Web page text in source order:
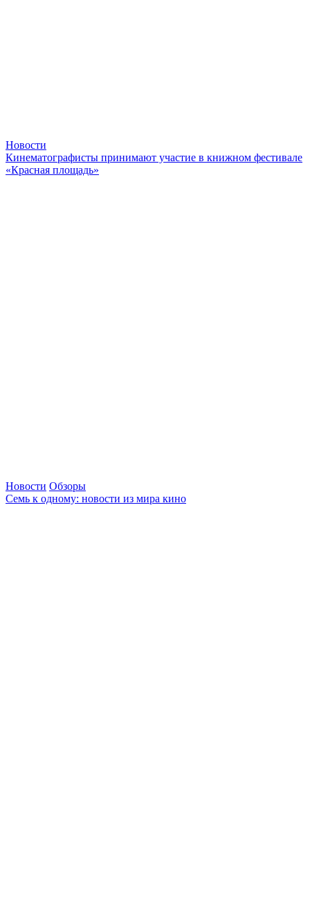
Новости
Кинематографисты принимают участие в книжном фестивале
«Красная площадь»
Новости Обзоры
Семь к одному: новости из мира кино